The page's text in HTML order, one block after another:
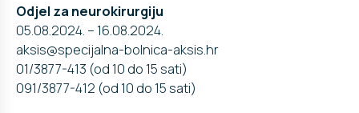
Odjel za neurokirurgiju
05.08.2024. – 16.08.2024.
aksis@specijalna-bolnica-aksis.hr
01/3877-413 (od 10 do 15 sati)
091/3877-412 (od 10 do 15 sati)